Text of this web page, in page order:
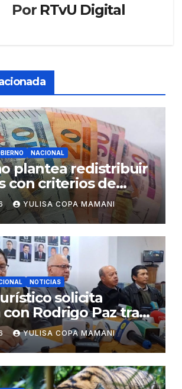
Por RTvU Digital
NACIONAL
plantea redistribuir
con criterios de
y esfuerzo fiscal
YULISA COPA MAMANI
NOTICIAS
solicita
Rodrigo Paz tras
en la administración
YULISA COPA MAMANI